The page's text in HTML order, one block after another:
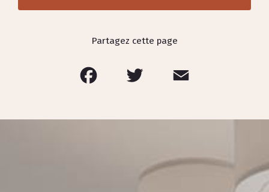
Partagez cette page